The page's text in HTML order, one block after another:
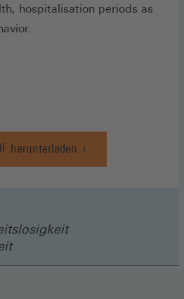
hospitalisation periods as
herunterladen
(Öffnet
in